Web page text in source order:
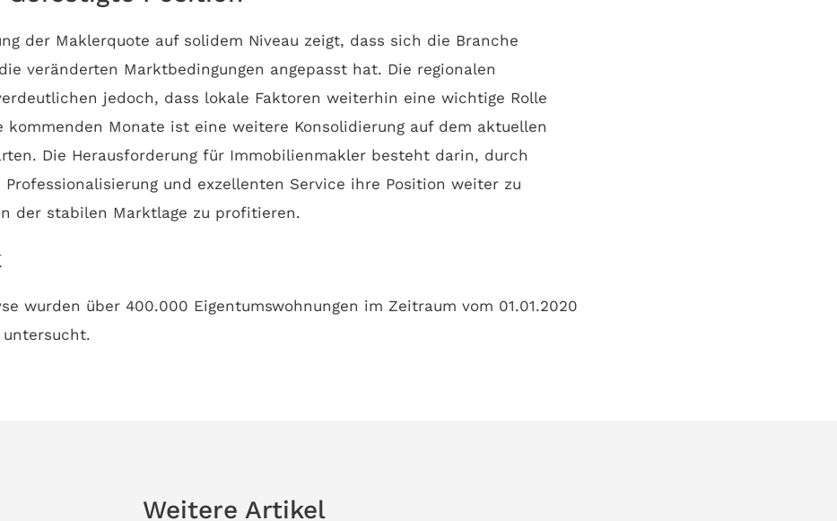
der Maklerquote auf solidem Niveau zeigt, dass sich die Branche
veränderten Marktbedingungen angepasst hat. Die regionalen
jedoch, dass lokale Faktoren weiterhin eine wichtige Rolle
kommenden Monate ist eine weitere Konsolidierung auf dem aktuellen
Die Herausforderung für Immobilienmakler besteht darin, durch
und exzellenten Service ihre Position weiter zu
der stabilen Marktlage zu profitieren.
wurden über 400.000 Eigentumswohnungen im Zeitraum vom 01.01.2020
untersucht.
Weitere Artikel